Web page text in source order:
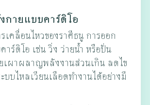
กายแบบคาร์ดิโอ
เคลื่อนไหวของราศีธนู การออก
าร์ดิโอ เช่น วิ่ง ว่ายน้ำ หรือปั่น
เผาผลาญพลังงานส่วนเกิน ลดไข
บบไหลเวียนเลือดทำงานได้อย่างมี